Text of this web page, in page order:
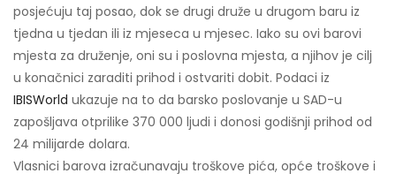
posjećuju taj posao, dok se drugi druže u drugom baru iz
tjedna u tjedan ili iz mjeseca u mjesec. Iako su ovi barovi
mjesta za druženje, oni su i poslovna mjesta, a njihov je cilj
u konačnici zaraditi prihod i ostvariti dobit. Podaci iz
IBISWorld ukazuje na to da barsko poslovanje u SAD-u
zapošljava otprilike 370 000 ljudi i donosi godišnji prihod od
24 milijarde dolara.
Vlasnici barova izračunavaju troškove pića, opće troškove i